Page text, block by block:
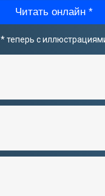
Читать онлайн *
* теперь с